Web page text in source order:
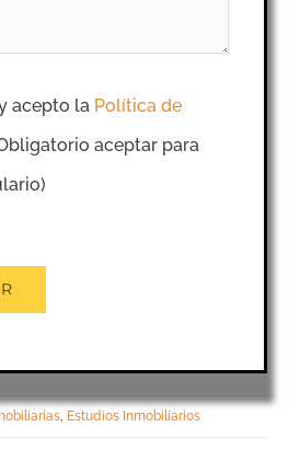
acepto la Política de
aceptar para
, Estudios Inmobiliarios